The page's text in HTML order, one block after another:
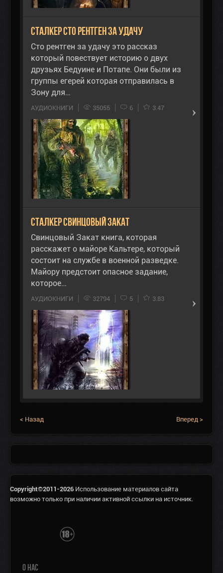
Сталкер Сто рентген за удачу
Сто рентген за удачу это рассказ
который повествует историю о двух
друзьях Бедуине и Потапе. Они были из
группы егерей которая отправилась в
Зону для…
АУДИОКНИГИ 35055 6 3.47
Сталкер Свинцовый Закат
Свинцовый Закат книга, которая
расскажет о майоре Кальтере, который
состоит на службе в военной разведке.
Майору предстоит опасное задание,
которое…
АУДИОКНИГИ 32794 5 3.83
< Назад Вперед >
Copyright©2011-2026 Использование материалов сайта
возможно только при наличии активной ссылки на источник.
О НАС